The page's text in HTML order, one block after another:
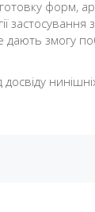
форм,
дають